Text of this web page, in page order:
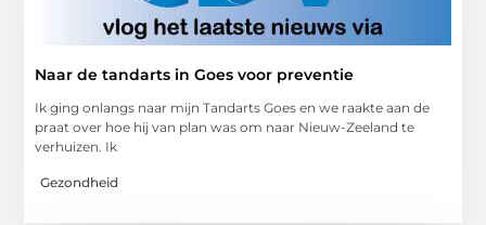
Naar de tandarts in Goes voor preventie
Ik ging onlangs naar mijn Tandarts Goes en we raakte aan de
praat over hoe hij van plan was om naar Nieuw-Zeeland te
verhuizen. Ik
Gezondheid